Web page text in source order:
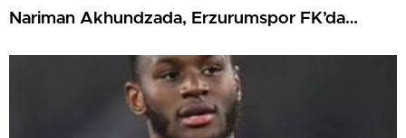
Nariman Akhundzada, Erzurumspor FK’da…